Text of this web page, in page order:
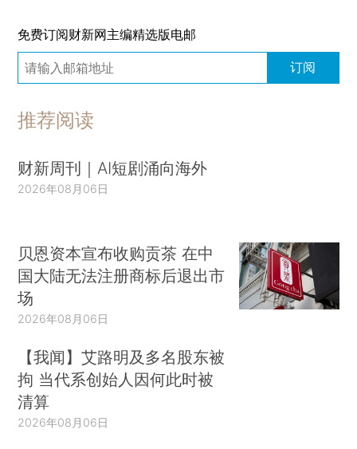
免费订阅财新网主编精选版电邮
订阅
推荐阅读
财新周刊｜AI短剧涌向海外
2026年08月06日
贝恩资本宣布收购贡茶 在中
国大陆无法注册商标后退出市
场
2026年08月06日
【我闻】艾路明及多名股东被
拘 当代系创始人因何此时被
清算
2026年08月06日